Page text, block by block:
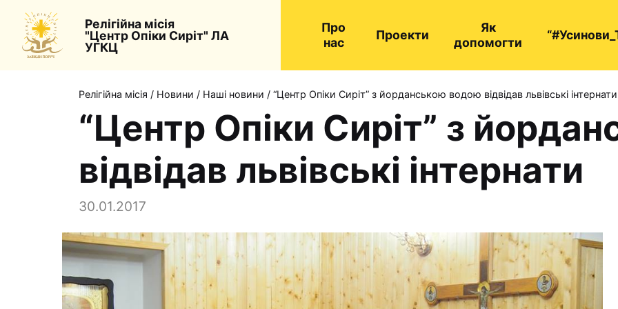
Релігійна місія
"Центр Опіки Сиріт" ЛА
УГКЦ
Про
нас
Проекти
Як
допомогти
Релігійна місія / Новини / Наші новини / “Центр Опіки Сиріт” з йорданською водою відвідав львівські інтернати
“Центр Опіки Сиріт” з
відвідав львівські інтернати
30.01.2017